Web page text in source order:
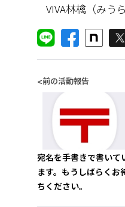
VIVA林檎（みう
<前の活動報告
宛名を手書きで書いて
ます。もうしばらくお
ちください。